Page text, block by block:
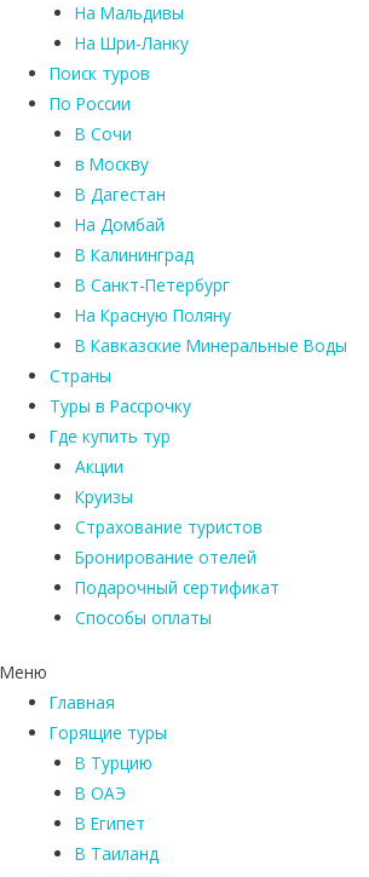
На Мальдивы
На Шри-Ланку
Поиск туров
По России
В Сочи
в Москву
В Дагестан
На Домбай
В Калининград
В Санкт-Петербург
На Красную Поляну
В Кавказские Минеральные Воды
Страны
Туры в Рассрочку
Где купить тур
Акции
Круизы
Страхование туристов
Бронирование отелей
Подарочный сертификат
Способы оплаты
Меню
Главная
Горящие туры
В Турцию
В ОАЭ
В Египет
В Таиланд